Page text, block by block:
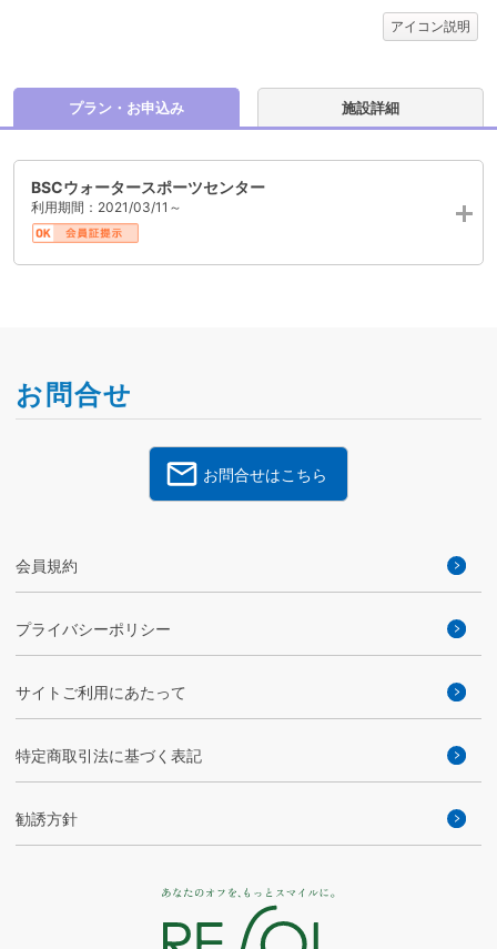
アイコン説明
プラン・お申込み 施設詳細
BSCウォータースポーツセンター
利用期間：2021/03/11～
お問合せ
お問合せはこちら
会員規約
プライバシーポリシー
サイトご利用にあたって
特定商取引法に基づく表記
勧誘方針